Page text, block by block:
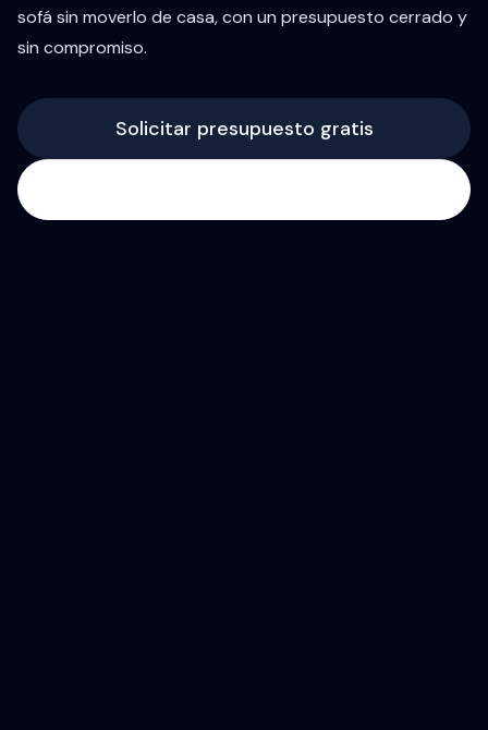
sofá sin moverlo de casa, con un presupuesto cerrado y
sin compromiso.
Solicitar presupuesto gratis